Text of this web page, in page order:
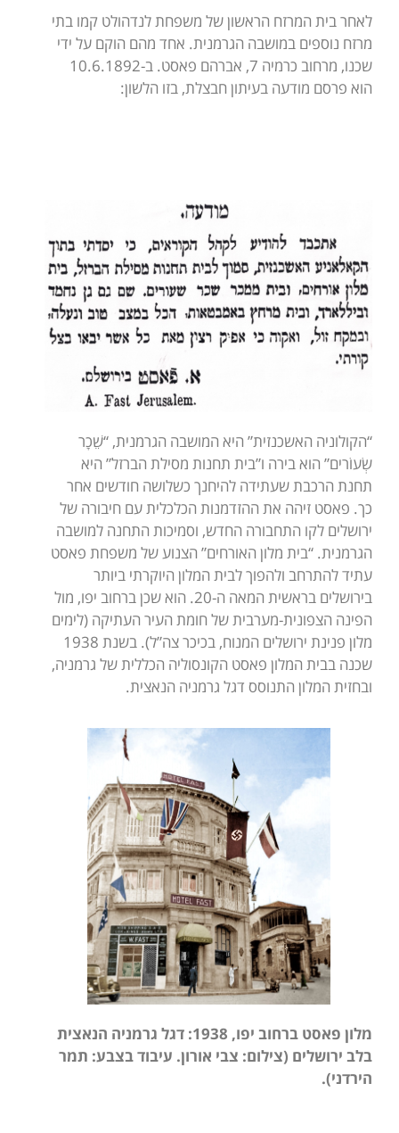
לאחר בית המרזח הראשון של משפחת לנדהולט קמו בתי
מרזח נוספים במושבה הגרמנית. אחד מהם הוקם על ידי
שכנו, מרחוב כרמיה 7, אברהם פאסט. ב-10.6.1892
הוא פרסם מודעה בעיתון חבצלת, בזו הלשון:
“הקולוניה האשכנזית” היא המושבה הגרמנית, “שֵׁכָר
שְׂעוֹרים” הוא בירה ו”בית תחנות מסילת הברזל” היא
תחנת הרכבת שעתידה להיחנך כשלושה חודשים אחר
כך. פאסט זיהה את ההזדמנות הכלכלית עם חיבורה של
ירושלים לקו התחבורה החדש, וסמיכות התחנה למושבה
הגרמנית. “בית מלון האורחים” הצנוע של משפחת פאסט
עתיד להתרחב ולהפוך לבית המלון היוקרתי ביותר
בירושלים בראשית המאה ה-20. הוא שכן ברחוב יפו, מול
הפינה הצפונית-מערבית של חומת העיר העתיקה (לימים
מלון פנינת ירושלים המנוח, בכיכר צה”ל). בשנת 1938
שכנה בבית המלון פאסט הקונסוליה הכללית של גרמניה,
ובחזית המלון התנוסס דגל גרמניה הנאצית.
מלון פאסט ברחוב יפו, 1938: דגל גרמניה הנאצית
בלב ירושלים (צילום: צבי אורון. עיבוד בצבע: תמר
הירדני).